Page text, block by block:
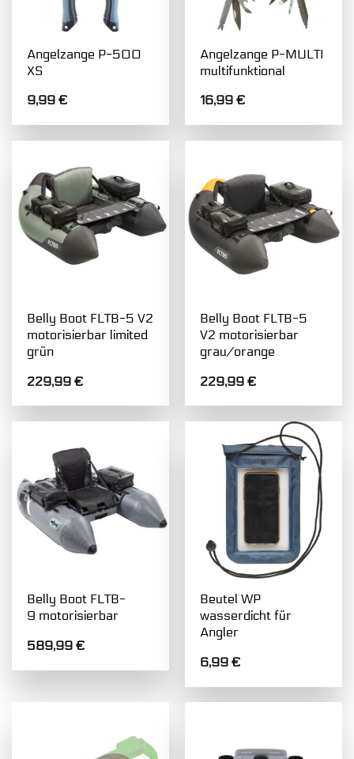
Angelzange P-500
XS
9,99€
Angelzange P-MULTI
multifunktional
16,99€
Belly Boot FLTB-5 V2
motorisierbar limited
grün
229,99€
Belly Boot FLTB-5
V2 motorisierbar
grau/orange
229,99€
Belly Boot FLTB-
9 motorisierbar
589,99€
Beutel WP
wasserdicht für
Angler
6,99€